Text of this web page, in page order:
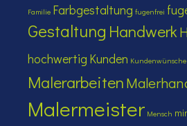
Familie Farbgestaltung fugenfrei
Gestaltung Handwerk
hochwertig Kunden Kundenwünsche
Malerarbeiten
Malermeister Mensch